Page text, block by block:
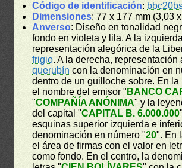
Código de identificación:
Dimensiones: 77 x 177 mm (3,03
Anverso: Diseño en tonalidad
fondo en violeta y lila. A la
representación alegórica de la
frigio. A la derecha, representación
querubín con la denominación en
dentro de un guilloche sobre. En la
el nombre del emisor " BANCO
"COMPAÑÍA ANÓNIMA" y la
del capital "CAPITAL B. 6.000.000
esquinas superior izquierda e
denominación en número "20". En
el área de firmas con el valor en
como fondo. En el centro, la